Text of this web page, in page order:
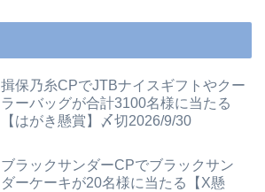
揖保乃糸CPでJTBナイスギフトやクー
ラーバッグが合計3100名様に当たる
【はがき懸賞】〆切2026/9/30
ブラックサンダーCPでブラックサン
ダーケーキが20名様に当たる【X懸